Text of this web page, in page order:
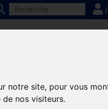
notre site, pour vous
nos visiteurs.